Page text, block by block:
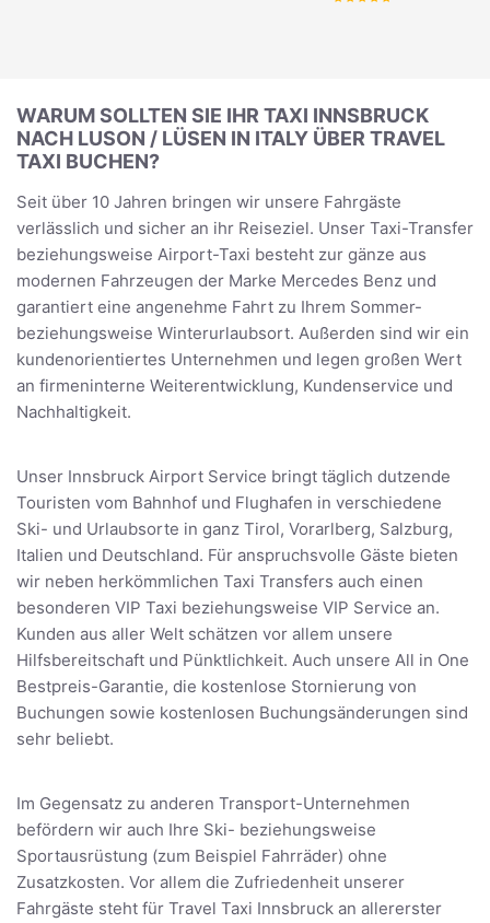
WARUM SOLLTEN SIE IHR TAXI INNSBRUCK
NACH LUSON / LÜSEN IN ITALY ÜBER TRAVEL
TAXI BUCHEN?
Seit über 10 Jahren bringen wir unsere Fahrgäste
verlässlich und sicher an ihr Reiseziel. Unser Taxi-Transfer
beziehungsweise Airport-Taxi besteht zur gänze aus
modernen Fahrzeugen der Marke Mercedes Benz und
garantiert eine angenehme Fahrt zu Ihrem Sommer-
beziehungsweise Winterurlaubsort. Außerden sind wir ein
kundenorientiertes Unternehmen und legen großen Wert
an firmeninterne Weiterentwicklung, Kundenservice und
Nachhaltigkeit.
Unser Innsbruck Airport Service bringt täglich dutzende
Touristen vom Bahnhof und Flughafen in verschiedene
Ski- und Urlaubsorte in ganz Tirol, Vorarlberg, Salzburg,
Italien und Deutschland. Für anspruchsvolle Gäste bieten
wir neben herkömmlichen Taxi Transfers auch einen
besonderen VIP Taxi beziehungsweise VIP Service an.
Kunden aus aller Welt schätzen vor allem unsere
Hilfsbereitschaft und Pünktlichkeit. Auch unsere All in One
Bestpreis-Garantie, die kostenlose Stornierung von
Buchungen sowie kostenlosen Buchungsänderungen sind
sehr beliebt.
Im Gegensatz zu anderen Transport-Unternehmen
befördern wir auch Ihre Ski- beziehungsweise
Sportausrüstung (zum Beispiel Fahrräder) ohne
Zusatzkosten. Vor allem die Zufriedenheit unserer
Fahrgäste steht für Travel Taxi Innsbruck an allererster